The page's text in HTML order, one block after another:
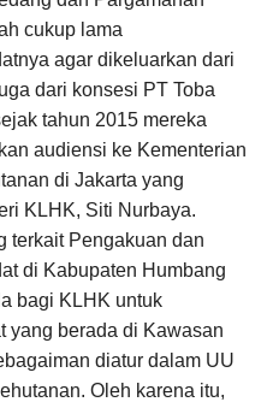
cukup lama
agar dikeluarkan dari
dari konsesi PT Toba
tahun 2015 mereka
audiensi ke Kementerian
di Jakarta yang
KLHK, Siti Nurbaya.
terkait Pengakuan dan
di Kabupaten Humbang
bagi KLHK untuk
yang berada di Kawasan
diatur dalam UU
Oleh karena itu,